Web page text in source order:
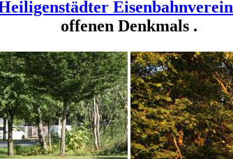
offenen Denkmals .